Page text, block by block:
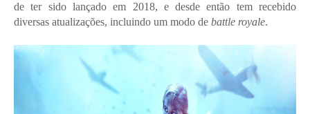
de ter sido lançado em 2018, e desde então tem recebido
diversas atualizações, incluindo um modo de battle royale.